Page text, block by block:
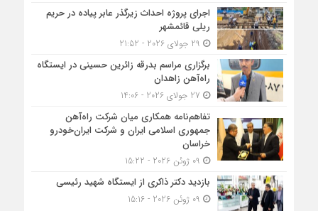
اجرای پروژه احداث زیرگذر عابر پیاده در حریم
ریلی قائمشهر
برگزاری مراسم بدرقه زائرین حسینی در ایستگاه
راه‌آهن زاهدان
تفاهم‌نامه همکاری میان شرکت راه‌آهن
جمهوری اسلامی ایران و شرکت ایران‌خودرو
خراسان
بازدید دکتر ذاکری از ایستگاه شهید رئیسی